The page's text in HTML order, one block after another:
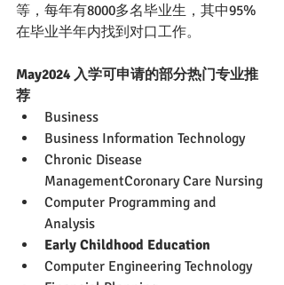
等，每年有8000多名毕业生，其中95%
在毕业半年内找到对口工作。
May2024 入学可申请的部分热门专业推
荐
Business
Business Information Technology
Chronic Disease
ManagementCoronary Care Nursing
Computer Programming and
Analysis
Early Childhood Education
Computer Engineering Technology